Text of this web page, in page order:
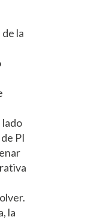
la
lado
PI
la